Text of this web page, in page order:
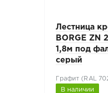
Лестница
BORGE ZN
1,8м под
серый
Графит (RAL
В наличии